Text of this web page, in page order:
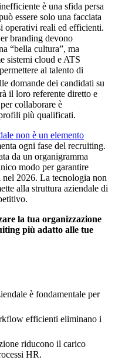
è una sfida persa
essere solo una facciata
operativi reali ed efficienti.
branding devono
“bella cultura”, ma
sistemi cloud e ATS
al talento di
domande dei candidati su
il loro referente diretto e
collaborare è
più qualificati.
non è un elemento
ogni fase del recruiting.
da un organigramma
modo per garantire
2026. La tecnologia non
alla struttura aziendale di
la tua organizzazione
più adatto alle tue
è fondamentale per
efficienti eliminano i
riducono il carico
HR.